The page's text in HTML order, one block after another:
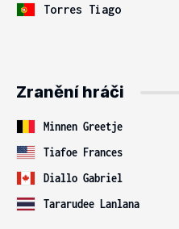
Torres Tiago
Zranění hráči
Minnen Greetje
Tiafoe Frances
Diallo Gabriel
Tararudee Lanlana